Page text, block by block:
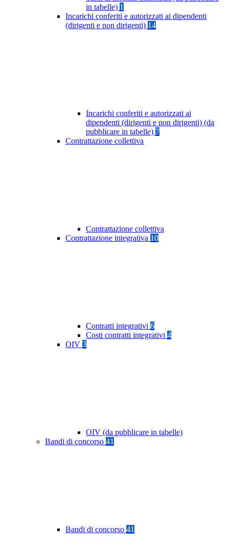
in tabelle) 1
Incarichi conferiti e autorizzati ai dipendenti
(dirigenti e non dirigenti) 14
Incarichi conferiti e autorizzati ai
dipendenti (dirigenti e non dirigenti) (da
pubblicare in tabelle) 7
Contrattazione collettiva
Contrattazione collettiva
Contrattazione integrativa 10
Contratti integrativi 6
Costi contratti integrativi 4
OIV 3
OIV (da pubblicare in tabelle)
Bandi di concorso 41
Bandi di concorso 41